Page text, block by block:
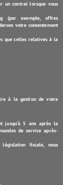
un contrat lorsque vous
(par exemple, offres
votre consentement
que celles relatives à la
à la gestion de votre
jusqu’à 5 ans après la
de service après-
fiscale, nous